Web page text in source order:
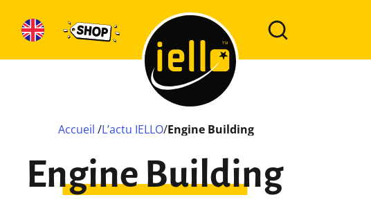
Accueil /L’actu IELLO/Engine Building
Engine Building